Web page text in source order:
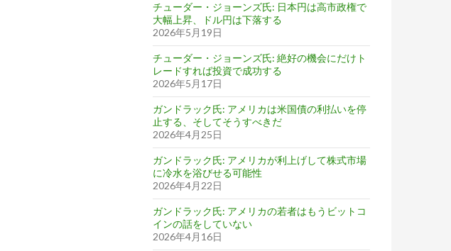
チューダー・ジョーンズ氏: 日本円は高市政権で
大幅上昇、ドル円は下落する
2026年5月19日
チューダー・ジョーンズ氏: 絶好の機会にだけト
レードすれば投資で成功する
2026年5月17日
ガンドラック氏: アメリカは米国債の利払いを停
止する、そしてそうすべきだ
2026年4月25日
ガンドラック氏: アメリカが利上げして株式市場
に冷水を浴びせる可能性
2026年4月22日
ガンドラック氏: アメリカの若者はもうビットコ
インの話をしていない
2026年4月16日